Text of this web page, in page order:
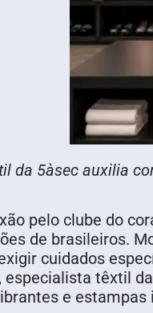
da 5àsec auxilia
pelo clube do
de brasileiros.
cuidados
especialista têxtil
e